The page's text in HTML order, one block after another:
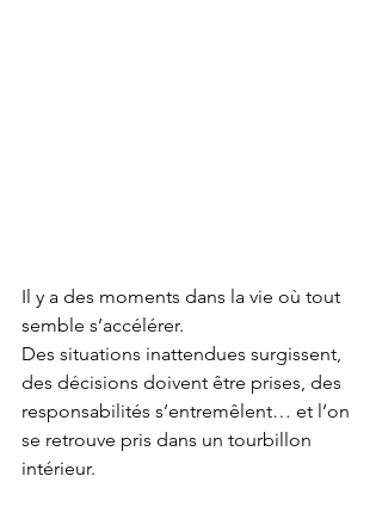
Il y a des moments dans la vie où tout
semble s’accélérer.
Des situations inattendues surgissent,
des décisions doivent être prises, des
responsabilités s’entremêlent… et l’on
se retrouve pris dans un tourbillon
intérieur.